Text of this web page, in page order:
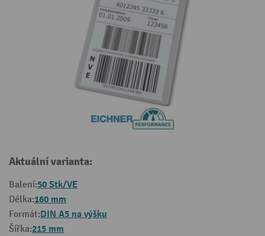
Aktuální varianta:
Balení:50 Stk/VE
Délka:160 mm
Formát:DIN A5 na výšku
Šířka:215 mm